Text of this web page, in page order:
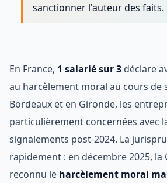
sanctionner l'auteur des faits.
En France, 1 salarié sur 3 déclare
au harcèlement moral au cours de
Bordeaux et en Gironde, les
particulièrement concernées avec
signalements post-2024. La
rapidement : en décembre 2025, la
reconnu le harcèlement moral